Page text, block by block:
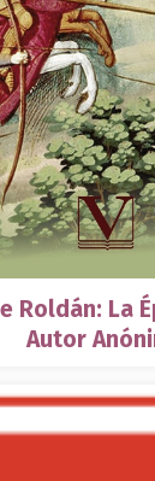
Roldán: La
Autor